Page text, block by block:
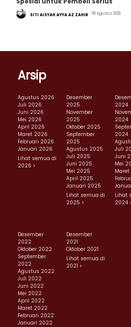
SITI AISYAH AYYA AZ ZAHIR 06 Agustus 2026
Arsip
Agustus 2026
Juli 2026
Juni 2026
Mei 2026
April 2026
Maret 2026
Februari 2026
Januari 2026
Lihat semua di
2026 >
Desember
2025
November
2025
Oktober 2025
September
2025
Agustus 2025
Juli 2025
Juni 2025
Mei 2025
April 2025
Januari 2025
Lihat semua di
2025 >
2024
2024
2024
Juli
Juni
Mei
Lihat
2024
Desember
2022
Oktober 2022
September
2022
Agustus 2022
Juli 2022
Juni 2022
Mei 2022
April 2022
Maret 2022
Februari 2022
Januari 2022
Desember
2021
Oktober 2021
Lihat semua di
2021 >